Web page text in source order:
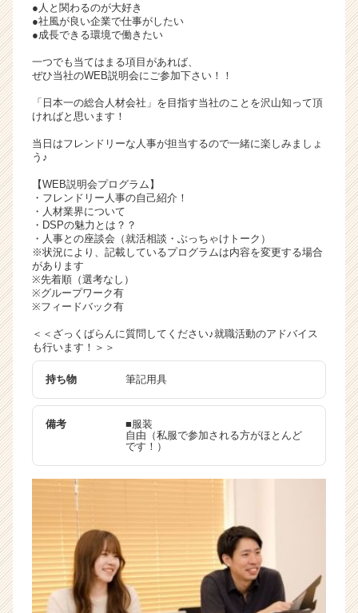
r
C
r
e
e
●人と関わるのが大好き
●社風が良い企業で仕事がしたい
●成長できる環境で働きたい
一つでも当てはまる項目があれば、
ぜひ当社のWEB説明会にご参加下さい！！
「日本一の総合人材会社」を目指す当社のことを沢山知って頂
ければと思います！
当日はフレンドリーな人事が担当するので一緒に楽しみましょ
う♪
【WEB説明会プログラム】
・フレンドリー人事の自己紹介！
・人材業界について
・DSPの魅力とは？？
・人事との座談会（就活相談・ぶっちゃけトーク）
※状況により、記載しているプログラムは内容を変更する場合
があります
※先着順（選考なし）
※グループワーク有
※フィードバック有
＜＜ざっくばらんに質問してください♪就職活動のアドバイス
も行います！＞＞
持ち物 筆記用具
備考
■服装
自由（私服で参加される方がほとんど
です！）